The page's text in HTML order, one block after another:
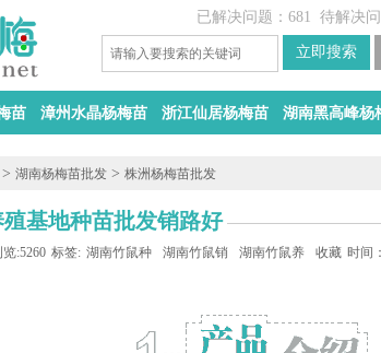
已解决问题：681 待解决
苗 漳州水晶杨梅苗 浙江仙居杨梅苗 湖南黑高峰杨
> 湖南杨梅苗批发 > 株洲杨梅苗批发
基地种苗批发销路好
览:5260 标签: 湖南竹鼠种苗湖南竹鼠销路湖南竹鼠养殖收藏 时间